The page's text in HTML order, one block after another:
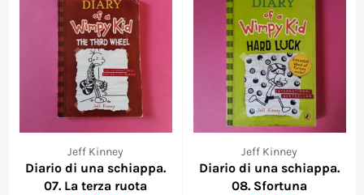
Jeff Kinney
Diario di una schiappa.
07. La terza ruota
Jeff Kinney
Diario di una schiappa.
08. Sfortuna